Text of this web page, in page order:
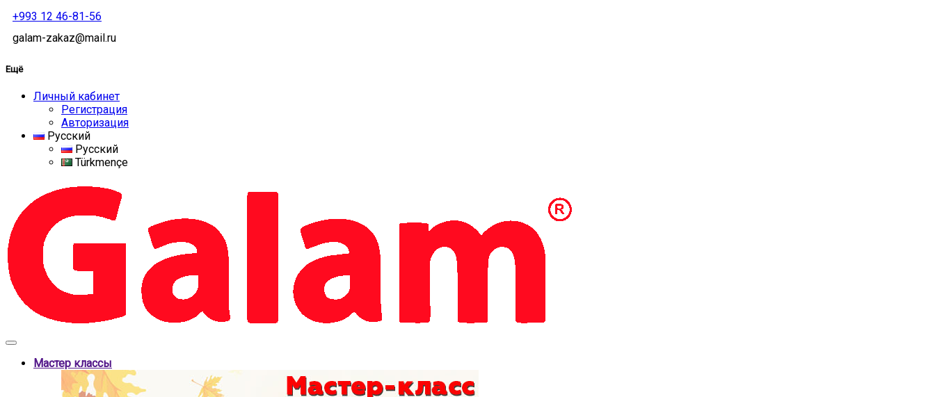
+993 12 46-81-56
galam-zakaz@mail.ru
Ещё
Личный кабинет
Регистрация
Авторизация
Русский
Русский
Türkmençe
Мастер классы